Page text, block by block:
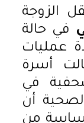
الزوجة
في حالة
عمليات
أسرة
في
أن
من